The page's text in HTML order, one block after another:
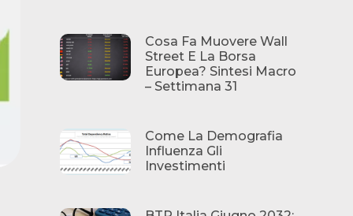
Cosa Fa Muovere Wall
Street E La Borsa
Europea? Sintesi Macro
– Settimana 31
Come La Demografia
Influenza Gli
Investimenti